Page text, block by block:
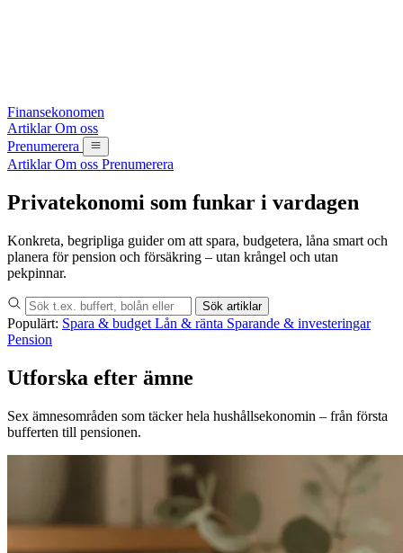
Finansekonomen
ArtiklarOm oss
Prenumerera
ArtiklarOm oss Prenumerera
Privatekonomi som funkar i vardagen
Konkreta, begripliga guider om att spara, budgetera, låna smart och
planera för pension och försäkring – utan krångel och utan
pekpinnar.
Sök artiklar
Populärt: Spara & budget Lån & ränta Sparande & investeringar
Pension
Utforska efter ämne
Sex ämnesområden som täcker hela hushållsekonomin – från första
bufferten till pensionen.